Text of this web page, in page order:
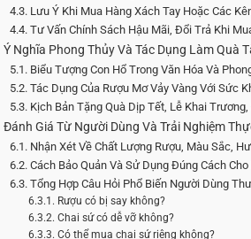
4.3. Lưu Ý Khi Mua Hàng Xách Tay Hoặc Các
4.4. Tư Vấn Chính Sách Hậu Mãi, Đổi Trả Khi
Ý Nghĩa Phong Thủy Và Tác Dụng Làm Quà
5.1. Biểu Tượng Con Hổ Trong Văn Hóa Và
5.2. Tác Dụng Của Rượu Mơ Vảy Vàng Với Sức
5.3. Kịch Bản Tặng Quà Dịp Tết, Lễ Khai
Đánh Giá Từ Người Dùng Và Trải Nghiệm
6.1. Nhận Xét Về Chất Lượng Rượu, Màu Sắc,
6.2. Cách Bảo Quản Và Sử Dụng Đúng Cách
6.3. Tổng Hợp Câu Hỏi Phổ Biến Người Dùng
6.3.1. Rượu có bị say không?
6.3.2. Chai sứ có dễ vỡ không?
6.3.3. Có thể mua chai sứ riêng không?